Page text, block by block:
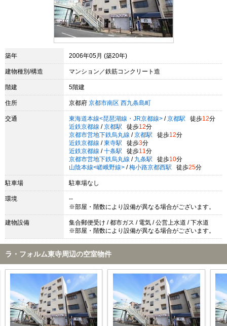
築年 2006年05月 (築20年)
建物種別/構造 マンション／鉄筋コンクリート造
階建 5階建
住所 京都府 京都市南区 西九条島町
交通 東海道本線<琵琶湖線・JR京都線> / 京都駅 徒歩12分
近鉄京都線 / 京都駅 徒歩12分
京都市営地下鉄烏丸線 / 京都駅 徒歩12分
近鉄京都線 / 東寺駅 徒歩3分
近鉄京都線 / 十条駅 徒歩11 分
京都市営地下鉄烏丸線 / 九条駅 徒歩10分
山陰本線<嵯峨野線> / 梅小路京都西駅 徒歩25分
駐車場 駐車場なし
環境
--
※部屋・階数により設備が異なる場合がございます。
建物設備
集合郵便受け / 都市ガス / 電気 / 公営上水道 / 下水道
※部屋・階数により設備が異なる場合がございます。
ラ・フォルム東寺周辺の空室物件